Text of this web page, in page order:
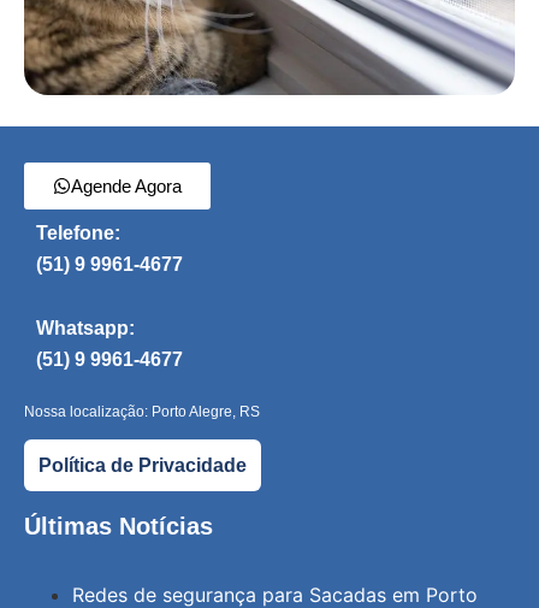
Agende Agora
Telefone:
(51) 9 9961-4677
Whatsapp:
(51) 9 9961-4677
Nossa localização: Porto Alegre, RS
Política de Privacidade
Últimas Notícias
Redes de segurança para Sacadas em Porto